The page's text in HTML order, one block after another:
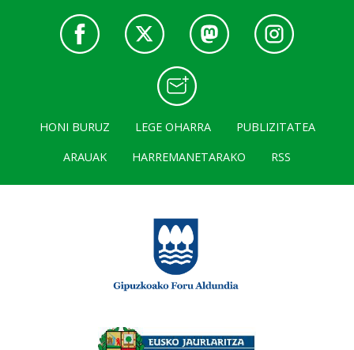
HONI BURUZ LEGE OHARRA
PUBLIZITATEA
ARAUAK
HARREMANETARAKO RSS